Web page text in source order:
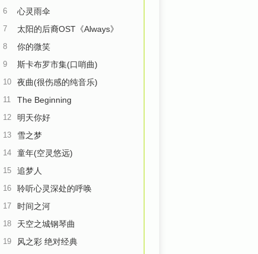
6 心灵雨伞
7 太阳的后裔OST《Always》
8 你的微笑
9 斯卡布罗市集(口哨曲)
10 夜曲(很伤感的纯音乐)
11 The Beginning
12 明天你好
13 雪之梦
14 童年(空灵悠远)
15 追梦人
16 聆听心灵深处的呼唤
17 时间之河
18 天空之城钢琴曲
19 风之彩 绝对经典